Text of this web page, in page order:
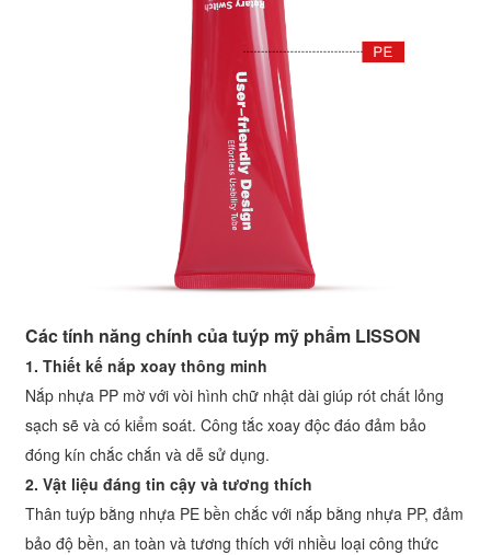
Các tính năng chính của tuýp mỹ phẩm LISSON
1. Thiết kế nắp xoay thông minh
Nắp nhựa PP mờ với vòi hình chữ nhật dài giúp rót chất lỏng
sạch sẽ và có kiểm soát. Công tắc xoay độc đáo đảm bảo
đóng kín chắc chắn và dễ sử dụng.
2. Vật liệu đáng tin cậy và tương thích
Thân tuýp bằng nhựa PE bền chắc với nắp bằng nhựa PP, đảm
bảo độ bền, an toàn và tương thích với nhiều loại công thức